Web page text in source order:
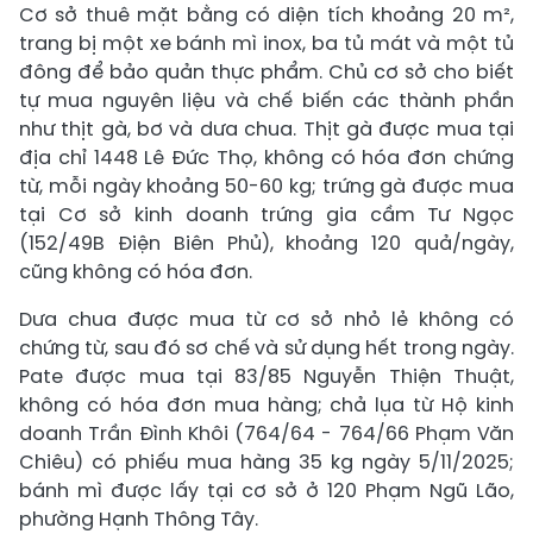
Cơ sở thuê mặt bằng có diện tích khoảng 20 m²,
trang bị một xe bánh mì inox, ba tủ mát và một tủ
đông để bảo quản thực phẩm. Chủ cơ sở cho biết
tự mua nguyên liệu và chế biến các thành phần
như thịt gà, bơ và dưa chua. Thịt gà được mua tại
địa chỉ 1448 Lê Đức Thọ, không có hóa đơn chứng
từ, mỗi ngày khoảng 50-60 kg; trứng gà được mua
tại Cơ sở kinh doanh trứng gia cầm Tư Ngọc
(152/49B Điện Biên Phủ), khoảng 120 quả/ngày,
cũng không có hóa đơn.
Dưa chua được mua từ cơ sở nhỏ lẻ không có
chứng từ, sau đó sơ chế và sử dụng hết trong ngày.
Pate được mua tại 83/85 Nguyễn Thiện Thuật,
không có hóa đơn mua hàng; chả lụa từ Hộ kinh
doanh Trần Đình Khôi (764/64 - 764/66 Phạm Văn
Chiêu) có phiếu mua hàng 35 kg ngày 5/11/2025;
bánh mì được lấy tại cơ sở ở 120 Phạm Ngũ Lão,
phường Hạnh Thông Tây.